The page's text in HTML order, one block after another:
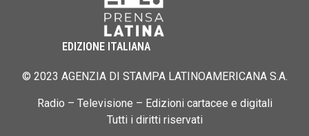
EDIZIONE ITALIANA
© 2023 AGENZIA DI STAMPA LATINOAMERICANA S.A.
Radio – Televisione – Edizioni cartacee e digitali
Tutti i diritti riservati